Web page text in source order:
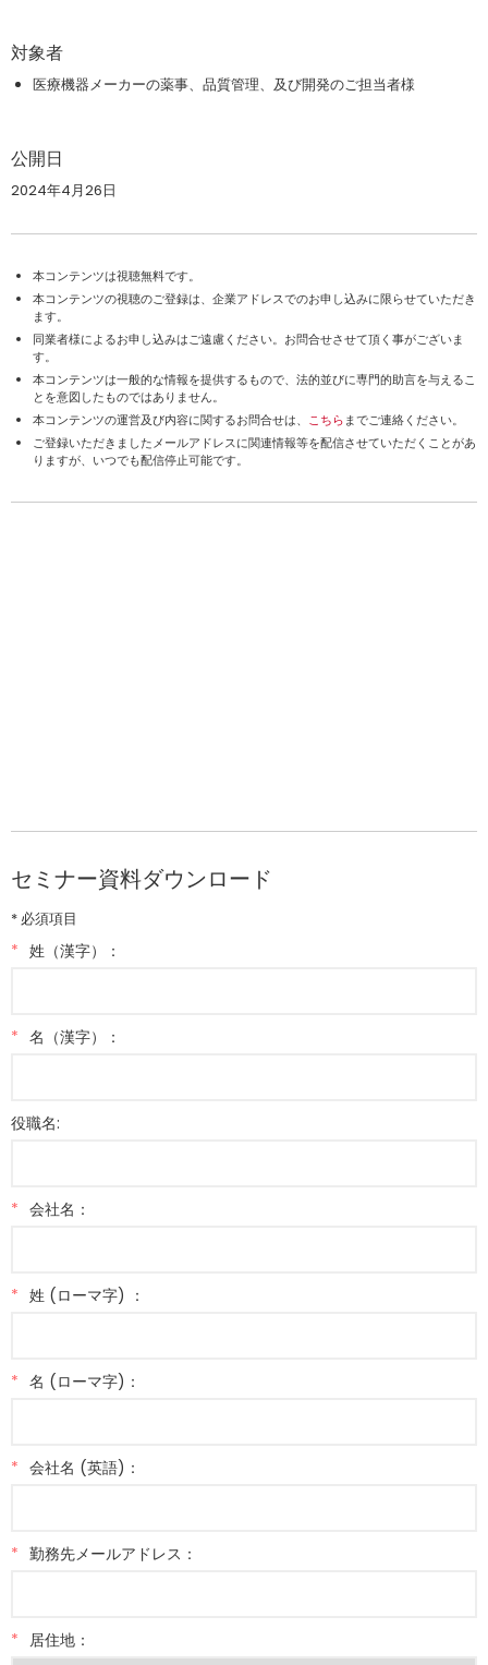
対象者
医療機器メーカーの薬事、品質管理、及び開発のご担当者様
公開日
2024年4月26日
本コンテンツは視聴無料です。
本コンテンツの視聴のご登録は、企業アドレスでのお申し込みに限らせていただき
ます。
同業者様によるお申し込みはご遠慮ください。お問合せさせて頂く事がございま
す。
本コンテンツは一般的な情報を提供するもので、法的並びに専門的助言を与えるこ
とを意図したものではありません。
本コンテンツの運営及び内容に関するお問合せは、 こちらまでご連絡ください。
ご登録いただきましたメールアドレスに関連情報等を配信させていただくことがあ
りますが、いつでも配信停止可能です。
セミナー資料ダウンロード
* 必須項目
* 姓（漢字）：
* 名（漢字）：
役職名:
* 会社名：
* 姓 (ローマ字) ：
* 名 (ローマ字)：
* 会社名 (英語)：
* 勤務先メールアドレス：
* 居住地：